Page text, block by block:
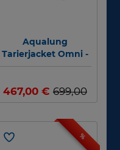
Aqualung
Tarierjacket Omni -
Basismodul #
467,00 €699,00
€
%